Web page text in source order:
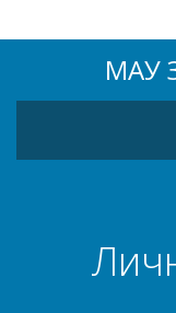
МАУ